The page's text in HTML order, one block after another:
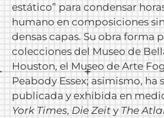
estático” para condensar
humano en composiciones
densas capas. Su obra forma
colecciones del Museo de
Houston, el Museo de Arte
Peabody Essex; asimismo,
publicada y exhibida en
York Times, Die Zeit y The